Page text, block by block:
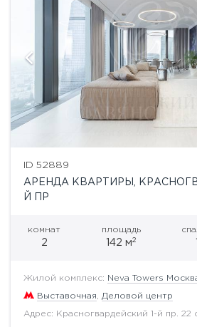
ID 52889
АРЕНДА КВАРТИРЫ,
Й ПР
комнат
2
площадь
142 м2 1
Жилой комплекс: Neva Towers
Выставочная Деловой центр
Адрес: Красногвардейский 1-й пр. 22